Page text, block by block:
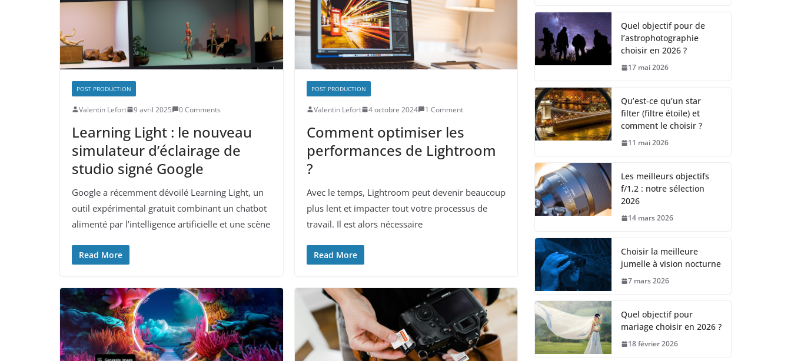
POST PRODUCTION
Valentin Lefort 9 avril 2025 0 Comments
Learning Light : le nouveau
simulateur d’éclairage de
studio signé Google
Google a récemment dévoilé Learning Light, un
outil expérimental gratuit combinant un chatbot
alimenté par l’intelligence artificielle et une scène
Read More
POST PRODUCTION
Valentin Lefort 4 octobre 2024 1 Comment
Comment optimiser les
performances de Lightroom
?
Avec le temps, Lightroom peut devenir beaucoup
plus lent et impacter tout votre processus de
travail. Il est alors nécessaire
Read More
Quel objectif pour de
l’astrophotographie
choisir en 2026 ?
17 mai 2026
Qu’est-ce qu’un star
filter (filtre étoile) et
comment le choisir ?
11 mai 2026
Les meilleurs objectifs
f/1,2 : notre sélection
2026
14 mars 2026
Choisir la meilleure
jumelle à vision nocturne
7 mars 2026
Quel objectif pour
mariage choisir en 2026 ?
18 février 2026